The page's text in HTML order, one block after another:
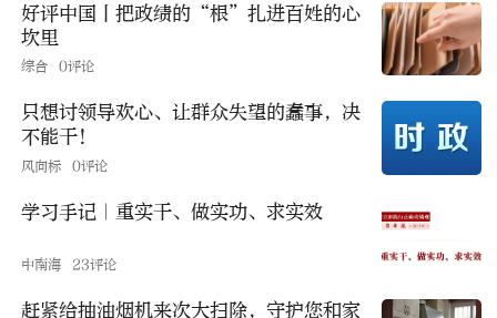
好评中国丨把政绩的“根”扎进百姓的心
坎里
综合 0评论
只想讨领导欢心、让群众失望的蠢事，决
不能干！
风向标 0评论
学习手记｜重实干、做实功、求实效
中南海 23评论
赶紧给抽油烟机来次大扫除，守护您和家